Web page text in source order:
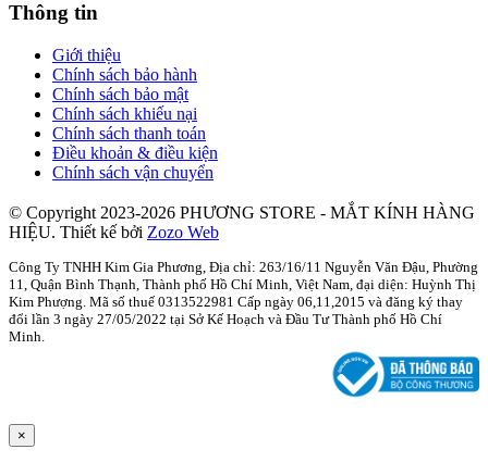
Thông tin
Giới thiệu
Chính sách bảo hành
Chính sách bảo mật
Chính sách khiếu nại
Chính sách thanh toán
Điều khoản & điều kiện
Chính sách vận chuyển
© Copyright 2023-2026 PHƯƠNG STORE - MẮT KÍNH HÀNG
HIỆU. Thiết kế bởi Zozo Web
Công Ty TNHH Kim Gia Phương, Địa chỉ: 263/16/11 Nguyễn Văn Đậu, Phường
11, Quận Bình Thạnh, Thành phố Hồ Chí Minh, Việt Nam, đại diện: Huỳnh Thị
Kim Phượng. Mã số thuế 0313522981 Cấp ngày 06,11,2015 và đăng ký thay
đổi lần 3 ngày 27/05/2022 tại Sở Kế Hoạch và Đầu Tư Thành phố Hồ Chí
Minh.
×